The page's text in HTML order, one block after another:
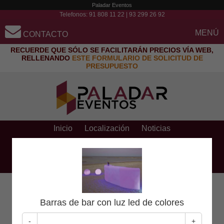
Paladar Eventos
Telefonos: 91 808 11 22 93 299 26 92
CONTACTO MENÚ
RECUERDE QUE SÓLO SE FACILITARÁN PRECIOS VÍA WEB,
RELLENANDO ESTE FORMULARIO DE SOLICITUD DE
PRESUPUESTO
Inicio Localización Noticias
Preguntas frecuentes Contacto y presupuestos
Pago con tarjeta
Solicitar presupuesto
Aún no ha seleccionado ningún producto
Barras de bar con luz led de colores
-
+